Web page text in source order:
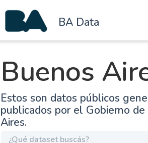
BA Data
Buenos
Estos son datos públicos
publicados por el Gobierno
Aires.